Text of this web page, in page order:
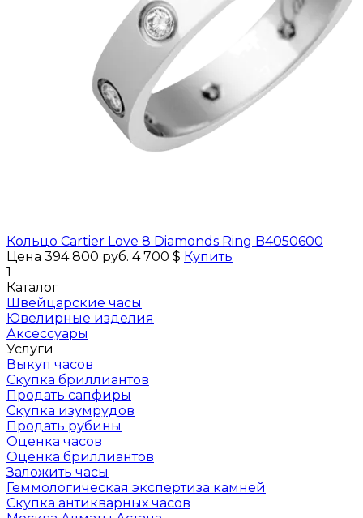
Кольцо Cartier Love 8 Diamonds Ring B4050600
Цена 394 800 руб. 4 700 $ Купить
1
Каталог
Швейцарские часы
Ювелирные изделия
Аксессуары
Услуги
Выкуп часов
Скупка бриллиантов
Продать сапфиры
Скупка изумрудов
Продать рубины
Оценка часов
Оценка бриллиантов
Заложить часы
Геммологическая экспертиза камней
Скупка антикварных часов